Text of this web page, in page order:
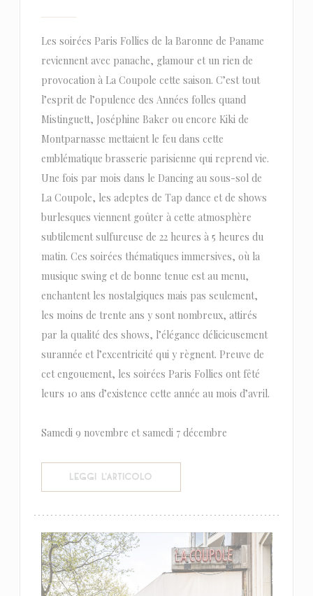
Les soirées Paris Follies de la Baronne de Paname
reviennent avec panache, glamour et un rien de
provocation à La Coupole cette saison. C’est tout
l’esprit de l’opulence des Années folles quand
Mistinguett, Joséphine Baker ou encore Kiki de
Montparnasse mettaient le feu dans cette
emblématique brasserie parisienne qui reprend vie.
Une fois par mois dans le Dancing au sous-sol de
La Coupole, les adeptes de Tap dance et de shows
burlesques viennent goûter à cette atmosphère
subtilement sulfureuse de 22 heures à 5 heures du
matin. Ces soirées thématiques immersives, où la
musique swing et de bonne tenue est au menu,
enchantent les nostalgiques mais pas seulement,
les moins de trente ans y sont nombreux, attirés
par la qualité des shows, l’élégance délicieusement
surannée et l’excentricité qui y règnent. Preuve de
cet engouement, les soirées Paris Follies ont fêté
leurs 10 ans d’existence cette année au mois d’avril.
Samedi 9 novembre et samedi 7 décembre
LEGGI L'ARTICOLO